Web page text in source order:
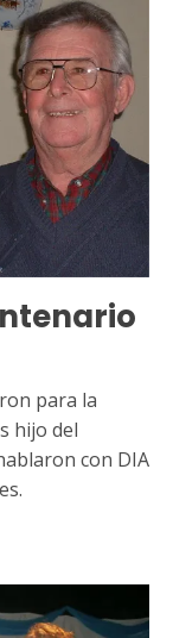
para la
hijo del
con DIA